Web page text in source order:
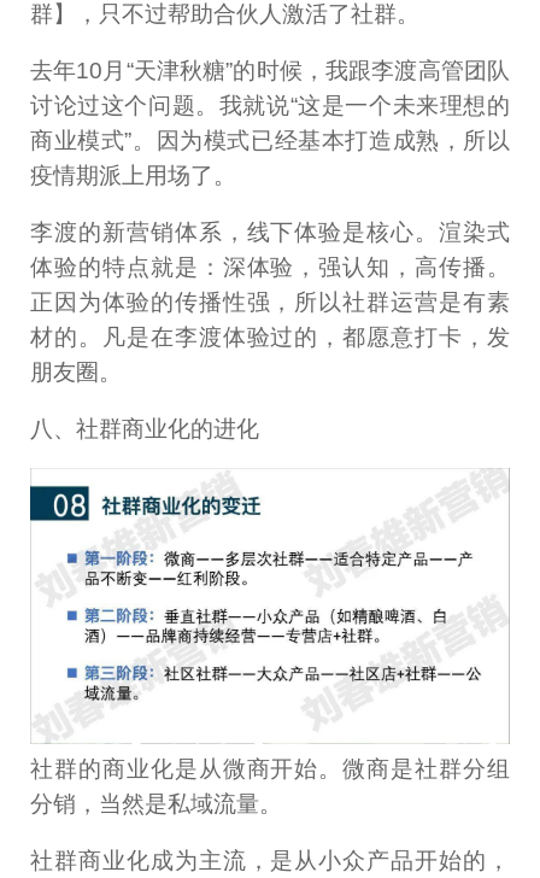
群】，只不过帮助合伙人激活了社群。
去年10月“天津秋糖”的时候，我跟李渡高管团队
讨论过这个问题。我就说“这是一个未来理想的
商业模式”。因为模式已经基本打造成熟，所以
疫情期派上用场了。
李渡的新营销体系，线下体验是核心。渲染式
体验的特点就是：深体验，强认知，高传播。
正因为体验的传播性强，所以社群运营是有素
材的。凡是在李渡体验过的，都愿意打卡，发
朋友圈。
八、社群商业化的进化
社群的商业化是从微商开始。微商是社群分组
分销，当然是私域流量。
社群商业化成为主流，是从小众产品开始的，